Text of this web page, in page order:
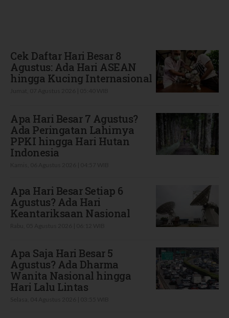
Cek Daftar Hari Besar 8
Agustus: Ada Hari ASEAN
hingga Kucing Internasional
Apa Hari Besar 7 Agustus?
Ada Peringatan Lahirnya
PPKI hingga Hari Hutan
Indonesia
Apa Hari Besar Setiap 6
Agustus? Ada Hari
Keantariksaan Nasional
Apa Saja Hari Besar 5
Agustus? Ada Dharma
Wanita Nasional hingga
Hari Lalu Lintas